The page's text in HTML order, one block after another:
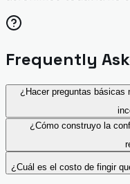
Frequently
¿Hacer preguntas básicas
¿Cómo construyo la
¿Cuál es el costo de fingir